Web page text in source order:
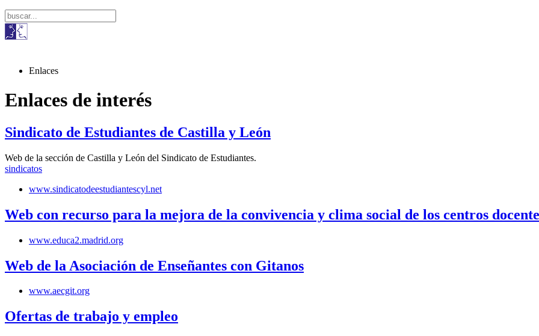
Enlaces
Enlaces de interés
Sindicato de Estudiantes de Castilla y León
Web de la sección de Castilla y León del Sindicato de Estudiantes.
sindicatos
www.sindicatodeestudiantescyl.net
Web con recurso para la mejora de la convivencia y clima social de los centros
www.educa2.madrid.org
Web de la Asociación de Enseñantes con Gitanos
www.aecgit.org
Ofertas de trabajo y empleo